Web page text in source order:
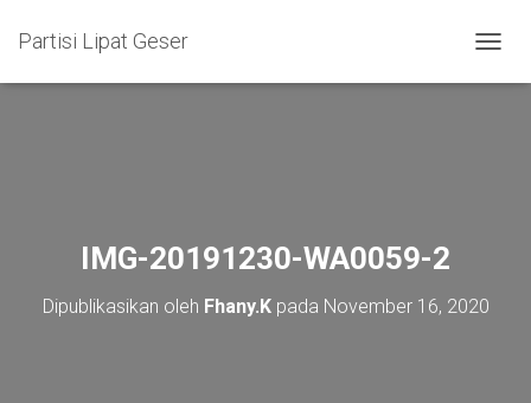
Partisi Lipat Geser
O
A
IMG-20191230-WA0059-2
Dipublikasikan oleh Fhany.Kpada November 16, 2020